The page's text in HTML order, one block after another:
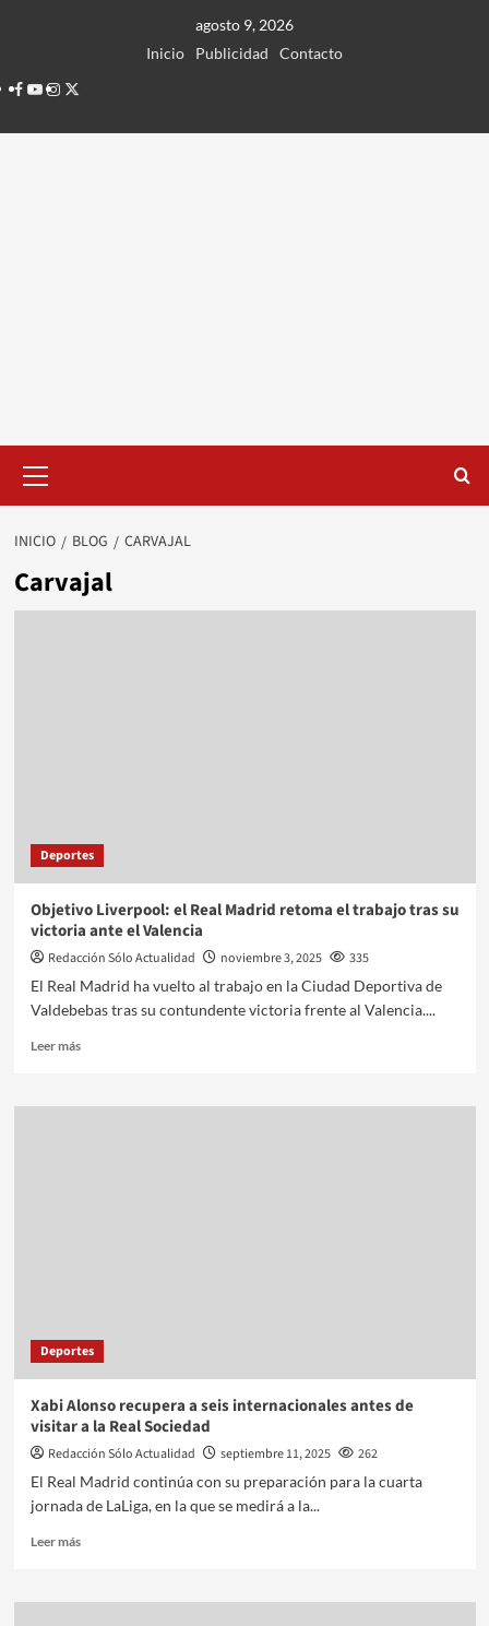
agosto 9, 2026
Inicio
Publicidad
Contacto
Facebook
Youtube
Instagram
Twitter
principal
INICIO BLOG CARVAJAL
Carvajal
Deportes
Objetivo Liverpool: el Real Madrid retoma el trabajo tras su
victoria ante el Valencia
Redacción Sólo Actualidad noviembre 3, 2025
335
El Real Madrid ha vuelto al trabajo en la Ciudad Deportiva de
Valdebebas tras su contundente victoria frente al Valencia....
Leer más
Deportes
Xabi Alonso recupera a seis internacionales antes de
visitar a la Real Sociedad
Redacción Sólo Actualidad septiembre 11, 2025
262
El Real Madrid continúa con su preparación para la cuarta
jornada de LaLiga, en la que se medirá a la...
Leer más